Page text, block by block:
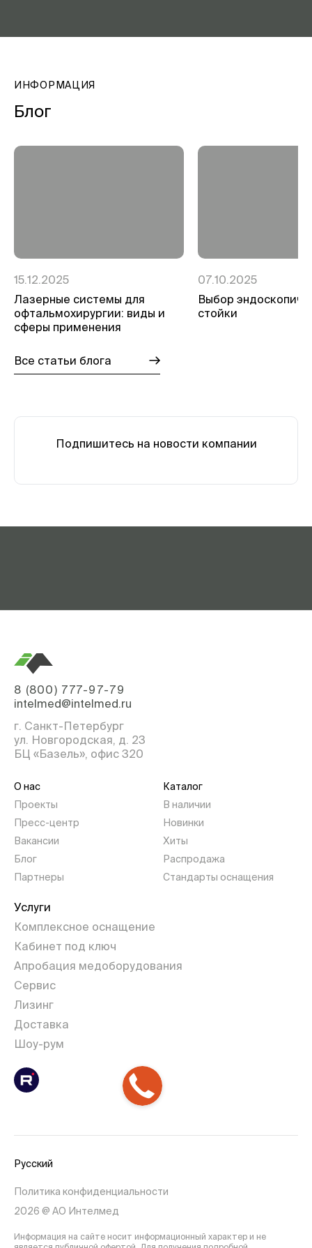
ИНФОРМАЦИЯ
Блог
15.12.2025
Лазерные системы для
офтальмохирургии: виды и
сферы применения
07.10.2025
Выбор
стойки
Все статьи блога
Подпишитесь на новости компании
8 (800) 777-97-79
intelmed@intelmed.ru
г. Санкт-Петербург
ул. Новгородская, д. 23
БЦ «Базель», офис 320
О нас
Проекты
Пресс-центр
Вакансии
Блог
Партнеры
Каталог
В наличии
Новинки
Хиты
Распродажа
Стандарты оснащения
Услуги
Комплексное оснащение
Кабинет под ключ
Апробация медоборудования
Сервис
Лизинг
Доставка
Шоу-рум
Русский
Политика конфиденциальности
2026 @ АО Интелмед
Информация на сайте носит информационный характер и не